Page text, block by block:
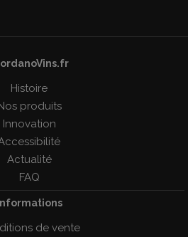
Histoire
produits
Innovation
Actualité
FAQ
Informations
de vente